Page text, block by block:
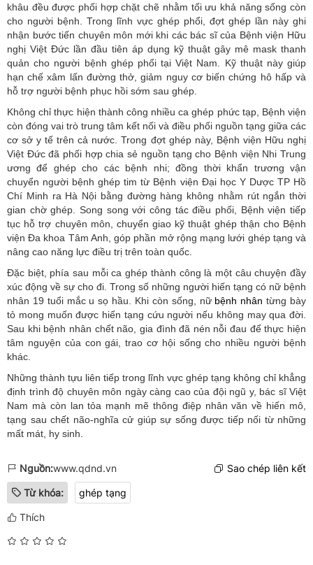
khâu đều được phối hợp chặt chẽ nhằm tối ưu khả năng sống còn
cho người bệnh. Trong lĩnh vực ghép phổi, đợt ghép lần này ghi
nhận bước tiến chuyên môn mới khi các bác sĩ của Bệnh viện Hữu
nghị Việt Đức lần đầu tiên áp dụng kỹ thuật gây mê mask thanh
quản cho người bệnh ghép phổi tại Việt Nam. Kỹ thuật này giúp
hạn chế xâm lấn đường thở, giảm nguy cơ biến chứng hô hấp và
hỗ trợ người bệnh phục hồi sớm sau ghép.
Không chỉ thực hiện thành công nhiều ca ghép phức tạp, Bệnh viện
còn đóng vai trò trung tâm kết nối và điều phối nguồn tạng giữa các
cơ sở y tế trên cả nước. Trong đợt ghép này, Bệnh viện Hữu nghị
Việt Đức đã phối hợp chia sẻ nguồn tạng cho Bệnh viện Nhi Trung
ương để ghép cho các bệnh nhi; đồng thời khẩn trương vận
chuyển người bệnh ghép tim từ Bệnh viện Đại học Y Dược TP Hồ
Chí Minh ra Hà Nội bằng đường hàng không nhằm rút ngắn thời
gian chờ ghép. Song song với công tác điều phối, Bệnh viện tiếp
tục hỗ trợ chuyên môn, chuyển giao kỹ thuật ghép thận cho Bệnh
viện Đa khoa Tâm Anh, góp phần mở rộng mạng lưới ghép tạng và
nâng cao năng lực điều trị trên toàn quốc.
Đặc biệt, phía sau mỗi ca ghép thành công là một câu chuyện đầy
xúc động về sự cho đi. Trong số những người hiến tạng có nữ bệnh
nhân 19 tuổi mắc u sọ hầu. Khi còn sống, nữ bệnh nhân từng bày
tỏ mong muốn được hiến tạng cứu người nếu không may qua đời.
Sau khi bệnh nhân chết não, gia đình đã nén nỗi đau để thực hiện
tâm nguyện của con gái, trao cơ hội sống cho nhiều người bệnh
khác.
Những thành tựu liên tiếp trong lĩnh vực ghép tạng không chỉ khẳng
định trình độ chuyên môn ngày càng cao của đội ngũ y, bác sĩ Việt
Nam mà còn lan tỏa mạnh mẽ thông điệp nhân văn về hiến mô,
tạng sau chết não-nghĩa cử giúp sự sống được tiếp nối từ những
mất mát, hy sinh.
Nguồn:www.qdnd.vn Sao chép liên kết
Từ khóa: ghép tạng
Thích